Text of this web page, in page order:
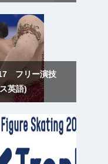
フリー演技
英語)